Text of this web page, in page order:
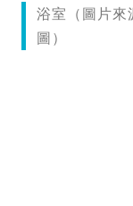
浴室（圖片
圖）